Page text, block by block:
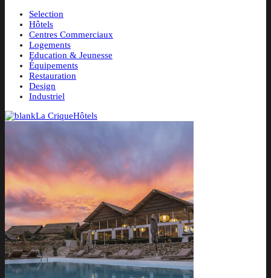
Selection
Hôtels
Centres Commerciaux
Logements
Education & Jeunesse
Équipements
Restauration
Design
Industriel
La CriqueHôtels